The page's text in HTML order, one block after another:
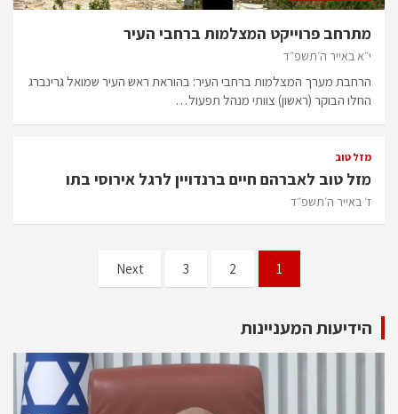
מתרחב פרוייקט המצלמות ברחבי העיר
י״א באייר ה׳תשפ״ד
הרחבת מערך המצלמות ברחבי העיר: בהוראת ראש העיר שמואל גרינברג
החלו הבוקר (ראשון) צוותי מנהל תפעול…
מזל טוב
מזל טוב לאברהם חיים ברנדויין לרגל אירוסי בתו
ז׳ באייר ה׳תשפ״ד
1
2
3
Next
הידיעות המעניינות